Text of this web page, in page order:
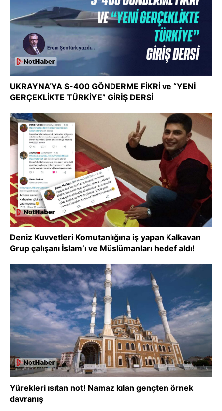
UKRAYNA’YA S-400 GÖNDERME FİKRİ ve “YENİ
GERÇEKLİKTE TÜRKİYE” GİRİŞ DERSİ
Deniz Kuvvetleri Komutanlığına iş yapan Kalkavan
Grup çalışanı İslam’ı ve Müslümanları hedef aldı!
Yürekleri ısıtan not! Namaz kılan gençten örnek
davranış